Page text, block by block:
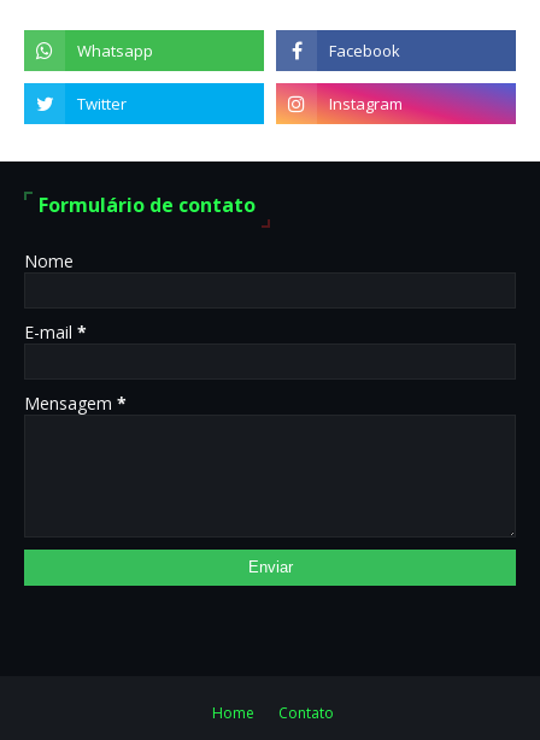
Formulário de contato
Nome
E-mail *
Mensagem *
Home Contato